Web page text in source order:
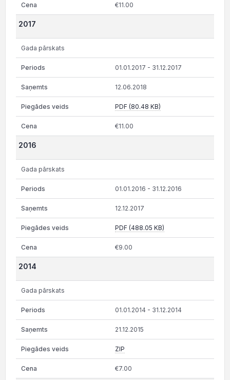
€11.00
2017
Gada pārskats
01.01.2017 - 31.12.2017
12.06.2018
PDF (80.48 KB)
€11.00
2016
Gada pārskats
01.01.2016 - 31.12.2016
12.12.2017
PDF (488.05 KB)
€9.00
2014
Gada pārskats
01.01.2014 - 31.12.2014
21.12.2015
ZIP
€7.00